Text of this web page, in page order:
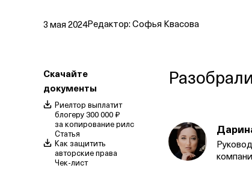
3 мая 2024Редактор:Софья Квасова
Скачайте
документы
Риелтор выплатит
блогеру 300 000 ₽
за копирование рилс
Статья
Как защитить
авторские права
чек‑лист